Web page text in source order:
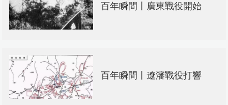
百年瞬間丨廣東戰役開始
百年瞬間丨遼瀋戰役打響